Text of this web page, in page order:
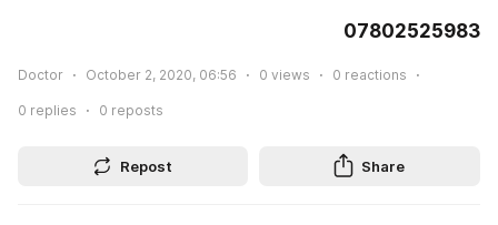
07802525983
Doctor October 2, 2020, 06:56 0 views 0 reactions
0 replies 0 reposts
Repost Share